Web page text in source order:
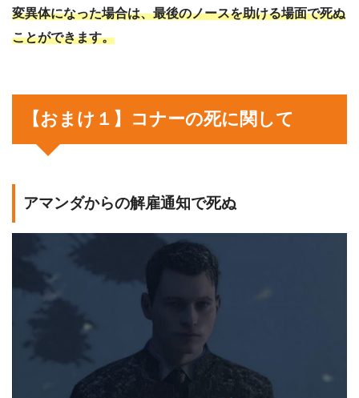
変異体になった場合は、最後のノースを助ける場面で死ぬ
ことができます。
【おまけ１】コナーの死に関して
アマンダからの解雇通知で死ぬ